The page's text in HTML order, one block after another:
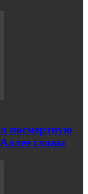
посмертную
славы